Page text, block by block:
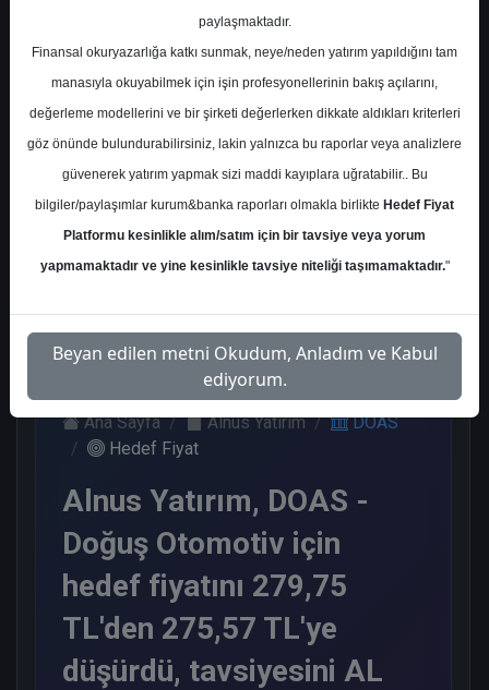
Ortalama Getiri Potansiyeli
Kurum Sayısı
14
5 6
Paralel
Get.
1
Üstü Get.
2
Salı, 12 Mayıs 2026
Ana Sayfa Alnus Yatırım
DOAS
Hedef Fiyat
Alnus Yatırım, DOAS -
Doğuş Otomotiv için
hedef fiyatını 279,75
TL'den 275,57 TL'ye
düşürdü, tavsiyesini AL
paylaşmaktadır.
Finansal okuryazarlığa katkı sunmak, neye/neden yatırım yapıldığını tam
manasıyla okuyabilmek için işin profesyonellerinin bakış açılarını,
değerleme modellerini ve bir şirketi değerlerken dikkate aldıkları kriterleri
göz önünde bulundurabilirsiniz, lakin yalnızca bu raporlar veya analizlere
güvenerek yatırım yapmak sizi maddi kayıplara uğratabilir.. Bu
bilgiler/paylaşımlar kurum&banka raporları olmakla birlikte Hedef Fiyat
Platformu kesinlikle alım/satım için bir tavsiye veya yorum
yapmamaktadır ve yine kesinlikle tavsiye niteliği taşımamaktadır."
Beyan edilen metni Okudum, Anladım ve Kabul
ediyorum.